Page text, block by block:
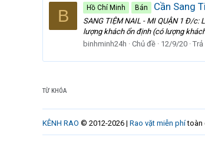
B Hồ Chí Minh Bán Cần Sang
SANG TIỆM NAIL - MI QUẬN 1 Đ/c:
lượng khách ổn định (có lượng
binhminh24h
Chủ đề 12/9/20 Trả
TỪ KHÓA
KÊNH RAO © 2012-2026 | Rao vặt miễn phítoàn